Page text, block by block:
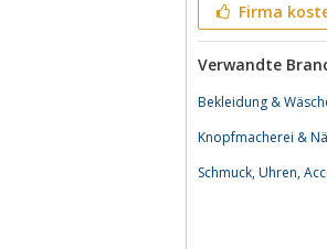
Firma
Verwandte
Bekleidung &
Knopfmacherei &
Schmuck, Uhren,